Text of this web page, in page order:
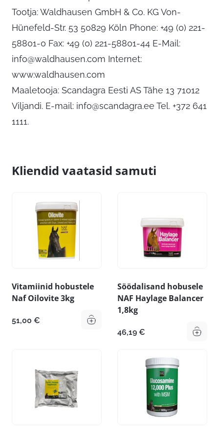
Tootja: Waldhausen GmbH & Co. KG Von-
Hünefeld-Str. 53 50829 Köln Phone: +49 (0) 221-
58801-0 Fax: +49 (0) 221-58801-44 E-Mail:
info@waldhausen.com Internet:
www.waldhausen.com
Maaletooja: Scandagra Eesti AS Tähe 13 71012
Viljandi. E-mail: info@scandagra.ee Tel. +372 641
1111.
Kliendid vaatasid samuti
Vitamiinid hobustele
Naf Oilovite 3kg
51,00 €
Söödalisand hobusele
NAF Haylage Balancer
1,8kg
46,19 €